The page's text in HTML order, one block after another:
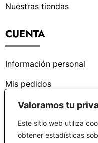
Valoramos tu
Este sitio web utiliza
obtener estadísticas
Nuestras tiendas
CUENTA
Información personal
Mis pedidos
¿PODEMOS